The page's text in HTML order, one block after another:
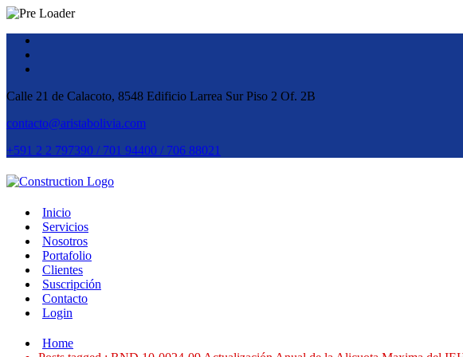
Calle 21 de Calacoto, 8548 Edificio Larrea Sur Piso 2 Of. 2B
contacto@aristabolivia.com
+591 2 2 797390 / 701 94400 / 706 88021
Inicio
Servicios
Nosotros
Portafolio
Clientes
Suscripción
Contacto
Login
Home